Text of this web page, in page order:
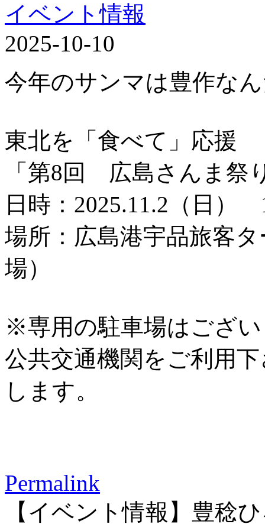
イベント情報
2025-10-10
今年のサンマは豊作な
東北を「食べて」応援
「第8回 広島さんま祭
日時：2025.11.2（日）
場所：広島港宇品旅客
場）
※専用の駐車場はござ
公共交通機関をご利用
します。
Permalink
【イベント情報】豊稔